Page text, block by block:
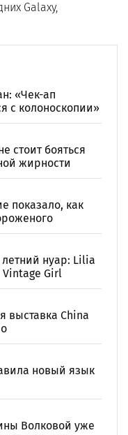
«Чек-ап
с колоноскопии»
стоит бояться
жирности
показало, как
летний нуар: Lilia
Vintage Girl
выставка China
новый язык
Волковой уже
Galaxy,